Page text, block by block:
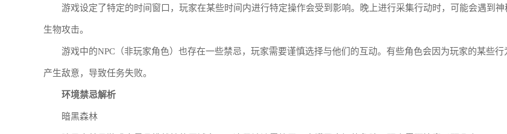
游戏设定了特定的时间窗口，玩家在某些时间内进行特定操作会受到影响。晚上进行采集行动时，可能会遇到神
生物攻击。
游戏中的NPC（非玩家角色）也存在一些禁忌，玩家需要谨慎选择与他们的互动。有些角色会因为玩家的某些行
产生敌意，导致任务失败。
环境禁忌解析
暗黑森林